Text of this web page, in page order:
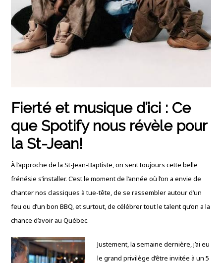
Fierté et musique d’ici : Ce
que Spotify nous révèle pour
la St-Jean!
À l’approche de la St-Jean-Baptiste, on sent toujours cette belle
frénésie s’installer. C’est le moment de l’année où l’on a envie de
chanter nos classiques à tue-tête, de se rassembler autour d’un
feu ou d’un bon BBQ, et surtout, de célébrer tout le talent qu’on a la
chance d’avoir au Québec.
Justement, la semaine dernière, j’ai eu
le grand privilège d’être invitée à un 5